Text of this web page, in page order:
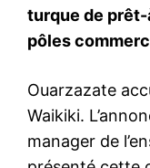
turque de
pôles
Ouarzazate
Waikiki.
manager de